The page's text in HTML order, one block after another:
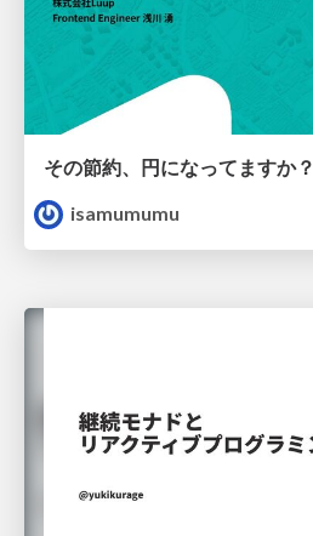
その節約、円になってますか？
isamumumu